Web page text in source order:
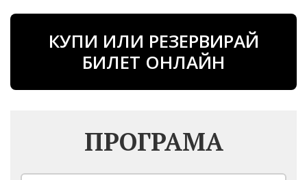
КУПИ ИЛИ РЕЗЕРВИРАЙ
БИЛЕТ ОНЛАЙН
ПРОГРАМА